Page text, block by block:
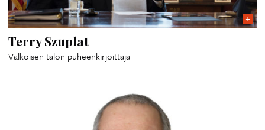
Terry Szuplat
Valkoisen talon puheenkirjoittaja